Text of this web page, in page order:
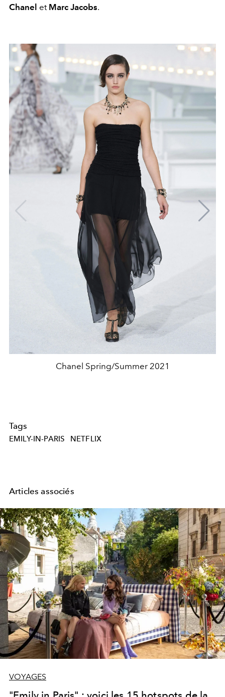
Chanel et Marc Jacobs.
Chanel Spring/Summer 2021
Tags
EMILY-IN-PARIS NETFLIX
Articles associés
VOYAGES